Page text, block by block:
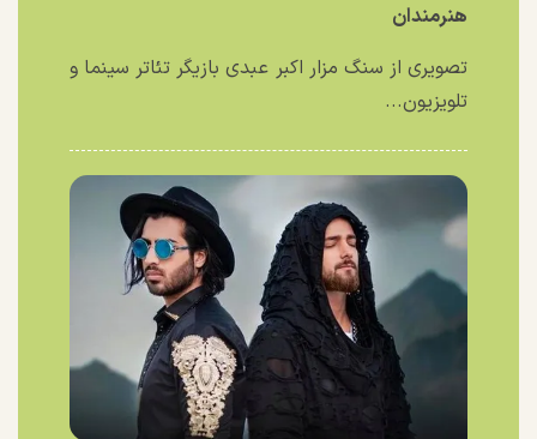
هنرمندان
تصویری از سنگ مزار اکبر عبدی بازیگر تئاتر سینما و
تلویزیون...